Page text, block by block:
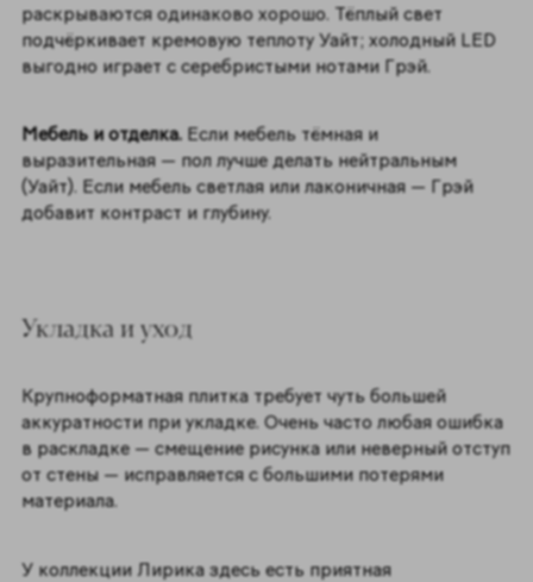
раскрываются одинаково хорошо. Тёплый свет
подчёркивает кремовую теплоту Уайт; холодный LED
выгодно играет с серебристыми нотами Грэй.
Мебель и отделка. Если мебель тёмная и
выразительная — пол лучше делать нейтральным
(Уайт). Если мебель светлая или лаконичная — Грэй
добавит контраст и глубину.
Укладка и уход
Крупноформатная плитка требует чуть большей
аккуратности при укладке. Очень часто любая ошибка
в раскладке — смещение рисунка или неверный отступ
от стены — исправляется с большими потерями
материала.
У коллекции Лирика здесь есть приятная